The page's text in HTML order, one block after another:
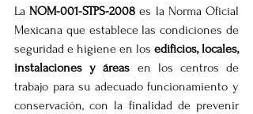
La NOM-001-STPS-2008 es la Norma Oficial
Mexicana que establece las condiciones de
seguridad e higiene en los edificios, locales,
instalaciones y áreas en los centros de
trabajo para su adecuado funcionamiento y
conservación, con la finalidad de prevenir